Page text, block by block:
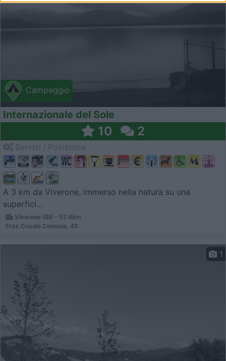
Campeggio
Internazionale del Sole
10 2
A 3 km da Viverone, immerso nella natura su una
superfici...
Viverone (BI) - 57.4km
Fraz.Casale Comuna, 45
1